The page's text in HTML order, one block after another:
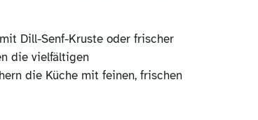
Dill-Senf-Kruste oder frischer
die vielfältigen
die Küche mit feinen, frischen